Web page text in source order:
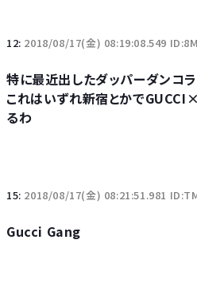
12: 2018/08/17(金) 08:19:08.549
特に最近出したダッパーダンコラ
これはいずれ新宿とかで
るわ
15: 2018/08/17(金) 08:21:51.981
Gucci Gang